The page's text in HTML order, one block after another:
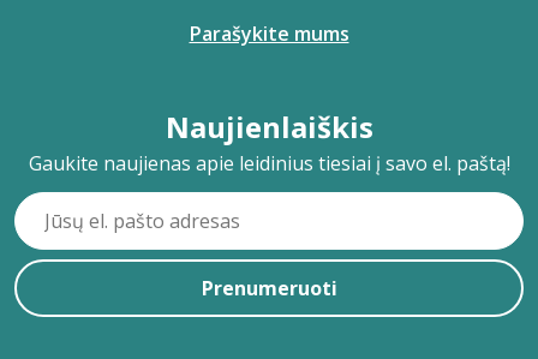
Parašykite mums
Naujienlaiškis
Gaukite naujienas apie leidinius tiesiai į savo el. paštą!
Prenumeruoti